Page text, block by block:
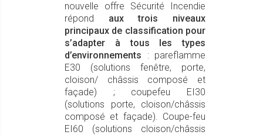
nouvelle offre Sécurité Incendie
répond aux trois niveaux
principaux de classification pour
s’adapter à tous les types
d’environnements : pareflamme
E30 (solutions fenêtre, porte,
cloison/ châssis composé et
façade) ; coupefeu EI30
(solutions porte, cloison/châssis
composé et façade). Coupe-feu
EI60 (solutions cloison/châssis